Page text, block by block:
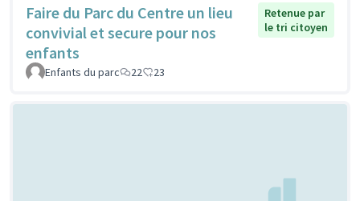
Faire du Parc du Centre un lieu
convivial et secure pour nos
enfants
Retenue par
le tri citoyen
Enfants du parc 22 23